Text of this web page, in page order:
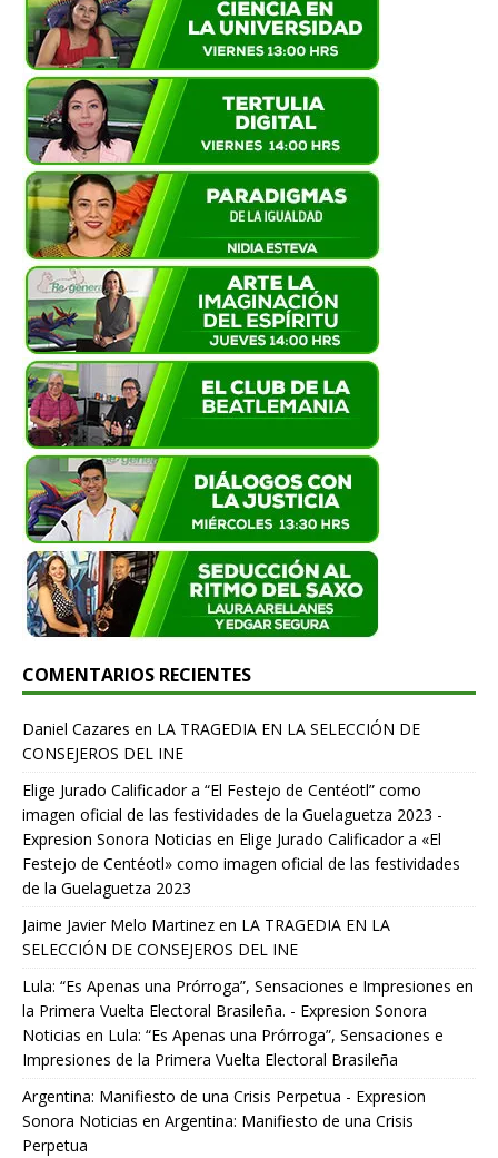
COMENTARIOS RECIENTES
Daniel Cazares en LA TRAGEDIA EN LA SELECCIÓN DE
CONSEJEROS DEL INE
Elige Jurado Calificador a “El Festejo de Centéotl” como
imagen oficial de las festividades de la Guelaguetza 2023 -
Expresion Sonora Noticias en Elige Jurado Calificador a «El
Festejo de Centéotl» como imagen oficial de las festividades
de la Guelaguetza 2023
Jaime Javier Melo Martinez en LA TRAGEDIA EN LA
SELECCIÓN DE CONSEJEROS DEL INE
Lula: “Es Apenas una Prórroga”, Sensaciones e Impresiones en
la Primera Vuelta Electoral Brasileña. - Expresion Sonora
Noticias en Lula: “Es Apenas una Prórroga”, Sensaciones e
Impresiones de la Primera Vuelta Electoral Brasileña
Argentina: Manifiesto de una Crisis Perpetua - Expresion
Sonora Noticias en Argentina: Manifiesto de una Crisis
Perpetua